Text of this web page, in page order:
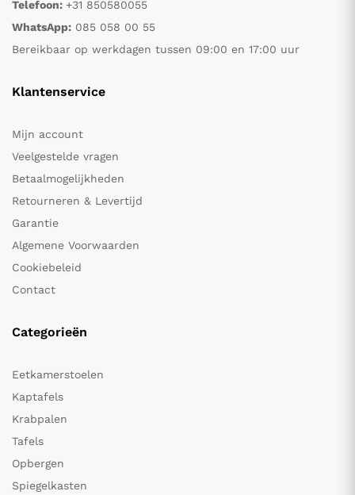
Telefoon: +31 850580055
WhatsApp: 085 058 00 55
Bereikbaar op werkdagen tussen 09:00 en 17:00 uur
Klantenservice
Mijn account
Veelgestelde vragen
Betaalmogelijkheden
Retourneren & Levertijd
Garantie
Algemene Voorwaarden
Cookiebeleid
Contact
Categorieën
Eetkamerstoelen
Kaptafels
Krabpalen
Tafels
Opbergen
Spiegelkasten